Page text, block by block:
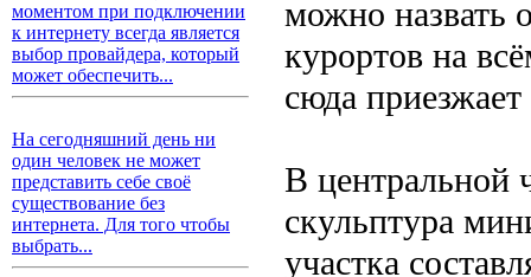
моментом при подключении
к интернету всегда является
выбор провайдера, который
может обеспечить...
На сегодняшний день ни
один человек не может
представить себе своё
существование без
интернета. Для того чтобы
выбрать...
можно назвать
курортов на
сюда
В центральной
скульптура
участка